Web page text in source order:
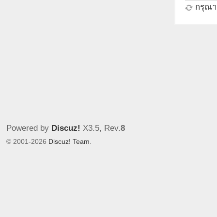
กรุณา
Powered by Discuz! X3.5, Rev.8
© 2001-2026 Discuz! Team